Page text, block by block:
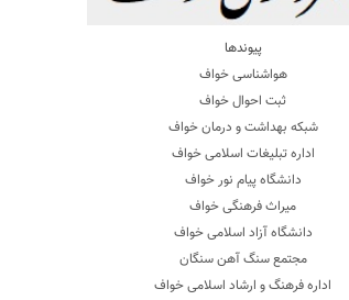
پیوندها
هواشناسی خواف
ثبت احوال خواف
شبکه بهداشت و درمان خواف
اداره تبلیغات اسلامی خواف
دانشگاه پیام نور خواف
میراث فرهنگی خواف
دانشگاه آزاد اسلامی خواف
مجتمع سنگ آهن سنگان
اداره فرهنگ و ارشاد اسلامی خواف